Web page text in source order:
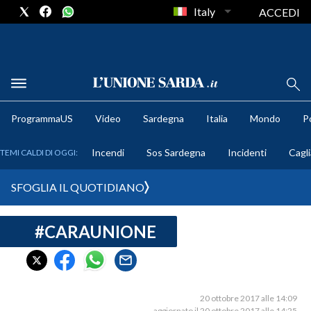
METEO
CRONACA SARDEGNA
CAGLIARI
Italy ACCEDI
ProgrammaUS Video Sardegna Italia Mondo
TEMI CALDI DI OGGI: Incendi Sos Sardegna Incidenti
SFOGLIA IL QUOTIDIANO
#CARAUNIONE
20 ottobre 2017 alle 14:09